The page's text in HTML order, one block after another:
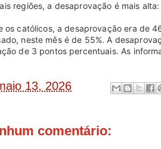
regiões, a desaprovação é mais
os católicos, a desaprovação era de
neste mês é de 55%. A
de 3 pontos percentuais. As
13, 2026
comentário: